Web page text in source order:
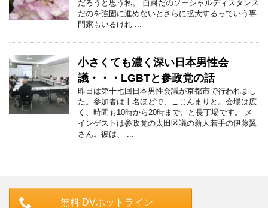
だろうと思う私。 自粛だのソーシャルディスタンス
だのを強固に進めないとさらに拡大するっていう専
門家もいるけれ ...
小さくても濃く深い日本男性会
議・・・LGBTと参政党の話
昨日は第十七回日本男性会議が京都市で行われまし
た。参加者は十名ほどで、こじんまりと。会場は広
く、時間も10時から20時まで、と長丁場です。 メ
インゲストは参政党の太田区議の新人若手の伊藤翼
さん。彼は、 ...
無料 DVホットライン